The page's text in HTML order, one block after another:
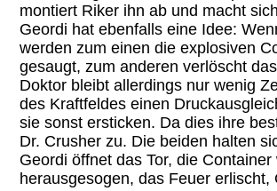
montiert Riker ihn ab und macht
Geordi hat ebenfalls eine Idee:
werden zum einen die explosiven
gesaugt, zum anderen verlöscht
Doktor bleibt allerdings nur wenig
des Kraftfeldes einen
sie sonst ersticken. Da dies ihre
Dr. Crusher zu. Die beiden halten
Geordi öffnet das Tor, die Container
herausgesogen, das Feuer erlischt,